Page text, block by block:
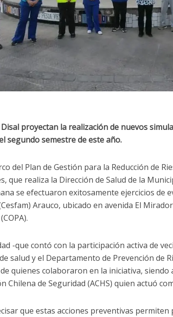
Disal proyectan la realización de nuevos
segundo semestre de este año.
del Plan de Gestión para la Reducción de
que realiza la Dirección de Salud de la
se efectuaron exitosamente ejercicios de
Arauco, ubicado en avenida El
-que contó con la participación activa de
salud y el Departamento de Prevención de
quienes colaboraron en la iniciativa,
Chilena de Seguridad (ACHS) quien actuó
que estas acciones preventivas